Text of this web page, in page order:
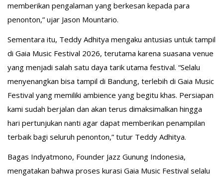
memberikan pengalaman yang berkesan kepada para
penonton,” ujar Jason Mountario.
Sementara itu, Teddy Adhitya mengaku antusias untuk tampil
di Gaia Music Festival 2026, terutama karena suasana venue
yang menjadi salah satu daya tarik utama festival. “Selalu
menyenangkan bisa tampil di Bandung, terlebih di Gaia Music
Festival yang memiliki ambience yang begitu khas. Persiapan
kami sudah berjalan dan akan terus dimaksimalkan hingga
hari pertunjukan nanti agar dapat memberikan penampilan
terbaik bagi seluruh penonton,” tutur Teddy Adhitya.
Bagas Indyatmono, Founder Jazz Gunung Indonesia,
mengatakan bahwa proses kurasi Gaia Music Festival selalu